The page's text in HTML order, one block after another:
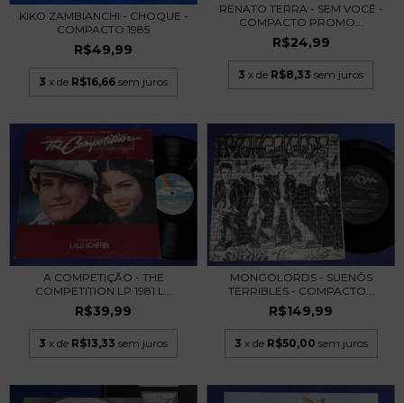
KIKO ZAMBIANCHI - CHOQUE -
COMPACTO 1985
R$49,99
3 x de R$16,66 sem juros
RENATO TERRA - SEM VOCÊ -
COMPACTO PROMO...
R$24,99
3 x de R$8,33 sem juros
A COMPETIÇÃO - THE
COMPETITION LP 1981 L...
R$39,99
3 x de R$13,33 sem juros
MONGOLORDS - SUENÔS
TERRIBLES - COMPACTO...
R$149,99
3 x de R$50,00 sem juros